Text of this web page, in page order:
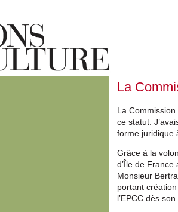
La
La
ce statut.
forme juridique
Grâce à la
d’Île de
Monsieur
portant
l’EPCC dès son